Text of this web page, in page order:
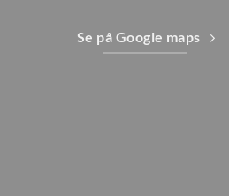
Se på Google maps